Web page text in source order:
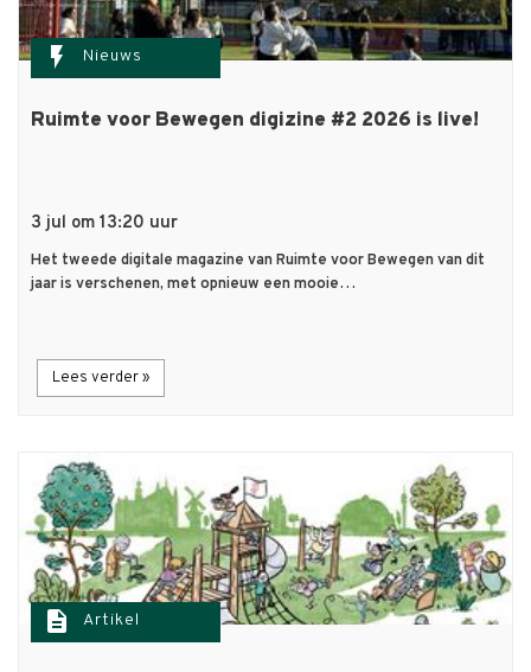
flash_on Nieuws
Ruimte voor Bewegen digizine #2 2026 is live!
3 jul om 13:20 uur
Het tweede digitale magazine van Ruimte voor Bewegen van dit
jaar is verschenen, met opnieuw een mooie…
Lees verder »
description Artikel